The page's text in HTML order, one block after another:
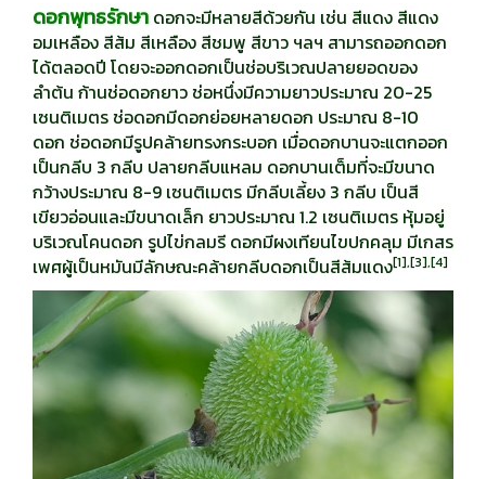
ดอกพุทธรักษา ดอกจะมีหลายสีด้วยกัน เช่น สีแดง สีแดง
อมเหลือง สีส้ม สีเหลือง สีชมพู สีขาว ฯลฯ สามารถออกดอก
ได้ตลอดปี โดยจะออกดอกเป็นช่อบริเวณปลายยอดของ
ลำต้น ก้านช่อดอกยาว ช่อหนึ่งมีความยาวประมาณ 20-25
เซนติเมตร ช่อดอกมีดอกย่อยหลายดอก ประมาณ 8-10
ดอก ช่อดอกมีรูปคล้ายทรงกระบอก เมื่อดอกบานจะแตกออก
เป็นกลีบ 3 กลีบ ปลายกลีบแหลม ดอกบานเต็มที่จะมีขนาด
กว้างประมาณ 8-9 เซนติเมตร มีกลีบเลี้ยง 3 กลีบ เป็นสี
เขียวอ่อนและมีขนาดเล็ก ยาวประมาณ 1.2 เซนติเมตร หุ้มอยู่
บริเวณโคนดอก รูปไข่กลมรี ดอกมีผงเทียนไขปกคลุม มีเกสร
เพศผู้เป็นหมันมีลักษณะคล้ายกลีบดอกเป็นสีส้มแดง[1],[3],[4]